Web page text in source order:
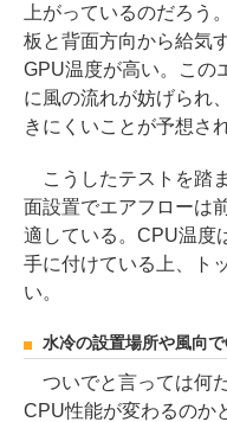
上がっているのだろ
板と背面方向から給気
GPU温度が高い。この
に風の流れが妨げられ
きにくいことが予想さ
こうしたテストを踏
面設置でエアフローは
適している。CPU温度
手に付けている上、ト
い。
水冷の設置場所や風向
ついでと言っては何
CPU性能が変わるのか